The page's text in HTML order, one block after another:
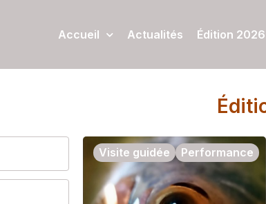
Accueil Actualités Édition 2026
Performance
Visite guidée